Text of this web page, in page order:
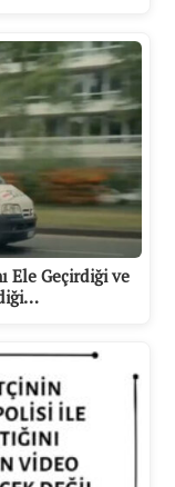
Ele Geçirdiği ve